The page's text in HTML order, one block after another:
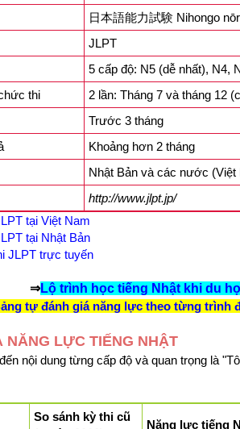
日本語能力試験 Nihongo
JLPT
5 cấp độ: N5 (dễ nhất), N4,
thi
2 lần: Tháng 7 và tháng 12
Trước 3 tháng
Khoảng hơn 2 tháng
Nhật Bản và các nước
http://www.jlpt.jp/
tại Việt Nam
tại Nhật Bản
JLPT trực tuyến
⇒Lộ trình học tiếng Nhật khi du
tự đánh giá năng lực theo từng trình
NĂNG LỰC TIẾNG NHẬT
nội dung từng cấp độ và quan trọng là
So sánh kỳ thi cũ
Năng lực tiếng